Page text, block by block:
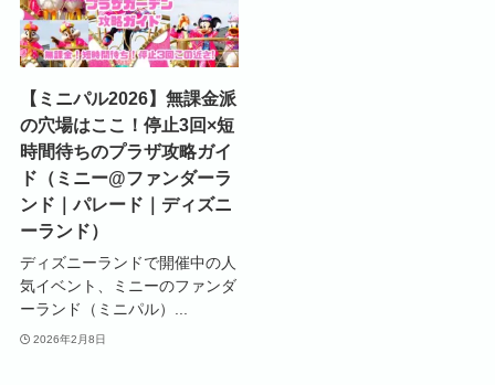
【ミニパル2026】無課金派
の穴場はここ！停止3回×短
時間待ちのプラザ攻略ガイ
ド（ミニー@ファンダーラ
ンド｜パレード｜ディズニ
ーランド）
ディズニーランドで開催中の人
気イベント、ミニーのファンダ
ーランド（ミニパル）...
2026年2月8日